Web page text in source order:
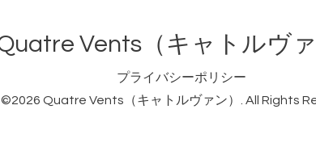
Vents（キャトルヴァ
プライバシーポリシー
©2026 Quatre Vents（キャトルヴァン） . All Rights